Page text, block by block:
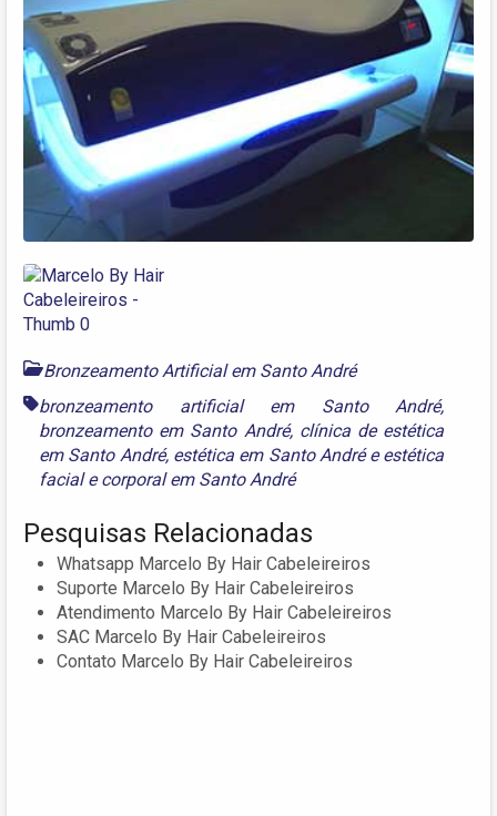
Bronzeamento Artificial em Santo André
bronzeamento artificial em Santo André,
bronzeamento em Santo André, clínica de estética
em Santo André, estética em Santo Andréeestética
facial e corporal em Santo André
Pesquisas Relacionadas
Whatsapp Marcelo By Hair Cabeleireiros
Suporte Marcelo By Hair Cabeleireiros
Atendimento Marcelo By Hair Cabeleireiros
SAC Marcelo By Hair Cabeleireiros
Contato Marcelo By Hair Cabeleireiros